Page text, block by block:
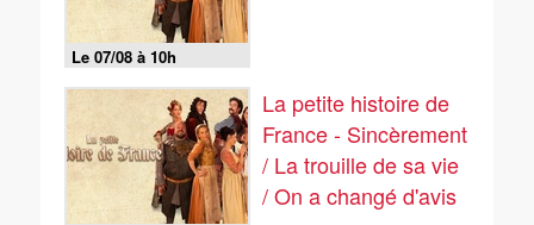
Le 07/08 à 10h
La petite histoire de
France - Sincèrement
/ La trouille de sa vie
/ On a changé d'avis